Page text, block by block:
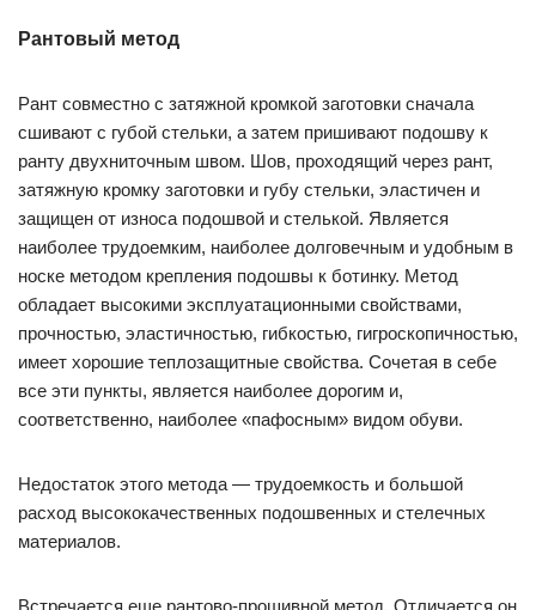
Рантовый метод
Рант совместно с затяжной кромкой заготовки сначала
сшивают с губой стельки, а затем пришивают подошву к
ранту двухниточным швом. Шов, проходящий через рант,
затяжную кромку заготовки и губу стельки, эластичен и
защищен от износа подошвой и стелькой. Является
наиболее трудоемким, наиболее долговечным и удобным в
носке методом крепления подошвы к ботинку. Метод
обладает высокими эксплуатационными свойствами,
прочностью, эластичностью, гибкостью, гигроскопичностью,
имеет хорошие теплозащитные свойства. Сочетая в себе
все эти пункты, является наиболее дорогим и,
соответственно, наиболее «пафосным» видом обуви.
Недостаток этого метода — трудоемкость и большой
расход высококачественных подошвенных и стелечных
материалов.
Встречается еще рантово-прошивной метод. Отличается он